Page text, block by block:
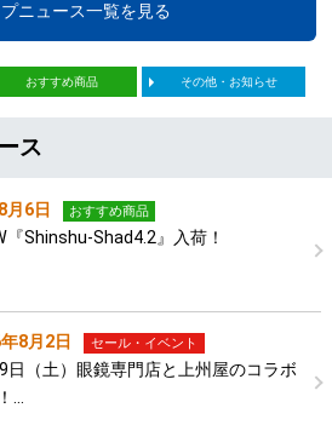
ニュース一覧を見る
おすすめ商品 その他・お知らせ
ス
月6日 おすすめ商品
『Shinshu-Shad4.2』入荷！
8月2日 セール・イベント
日（土）眼鏡専門店と上州屋のコラボ
…